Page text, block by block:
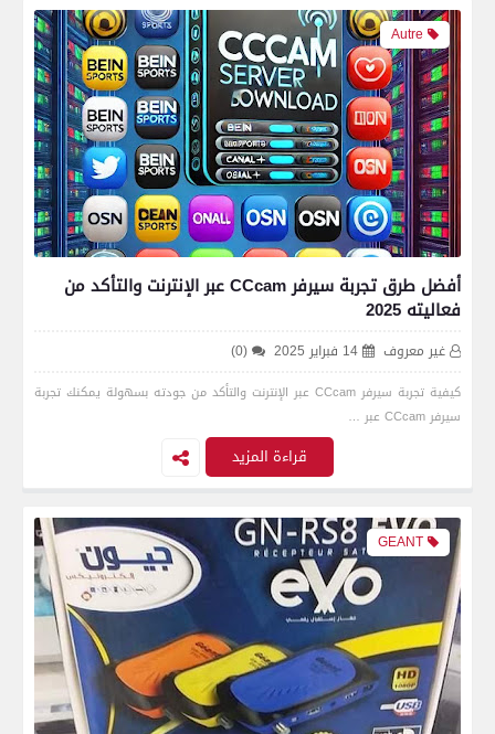
Autre
أفضل طرق تجربة سيرفر CCcam عبر الإنترنت والتأكد من
فعاليته 2025
غير معروف 14 فبراير 2025 (0)
كيفية تجربة سيرفر CCcam عبر الإنترنت والتأكد من جودته بسهولة يمكنك تجربة
سيرفر CCcam عبر …
قراءة المزيد
GEANT